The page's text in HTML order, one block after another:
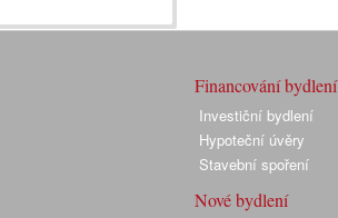
Financování bydlení
Investiční bydlení
Hypoteční úvěry
Stavební spoření
Nové bydlení